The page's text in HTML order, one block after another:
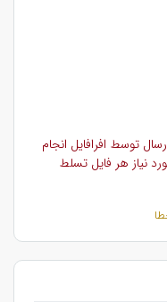
توسط افرافایل انجام
نیاز هر فایل تسلط